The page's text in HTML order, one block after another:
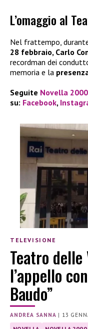
L’omaggio al
Nel frattempo,
28 febbraio, Carlo
recordman dei
memoria e la
Seguite Novella 2000
su: Facebook,
TELEVISIONE
Teatro
l’appello
Baudo”
ANDREA SANNA | 13